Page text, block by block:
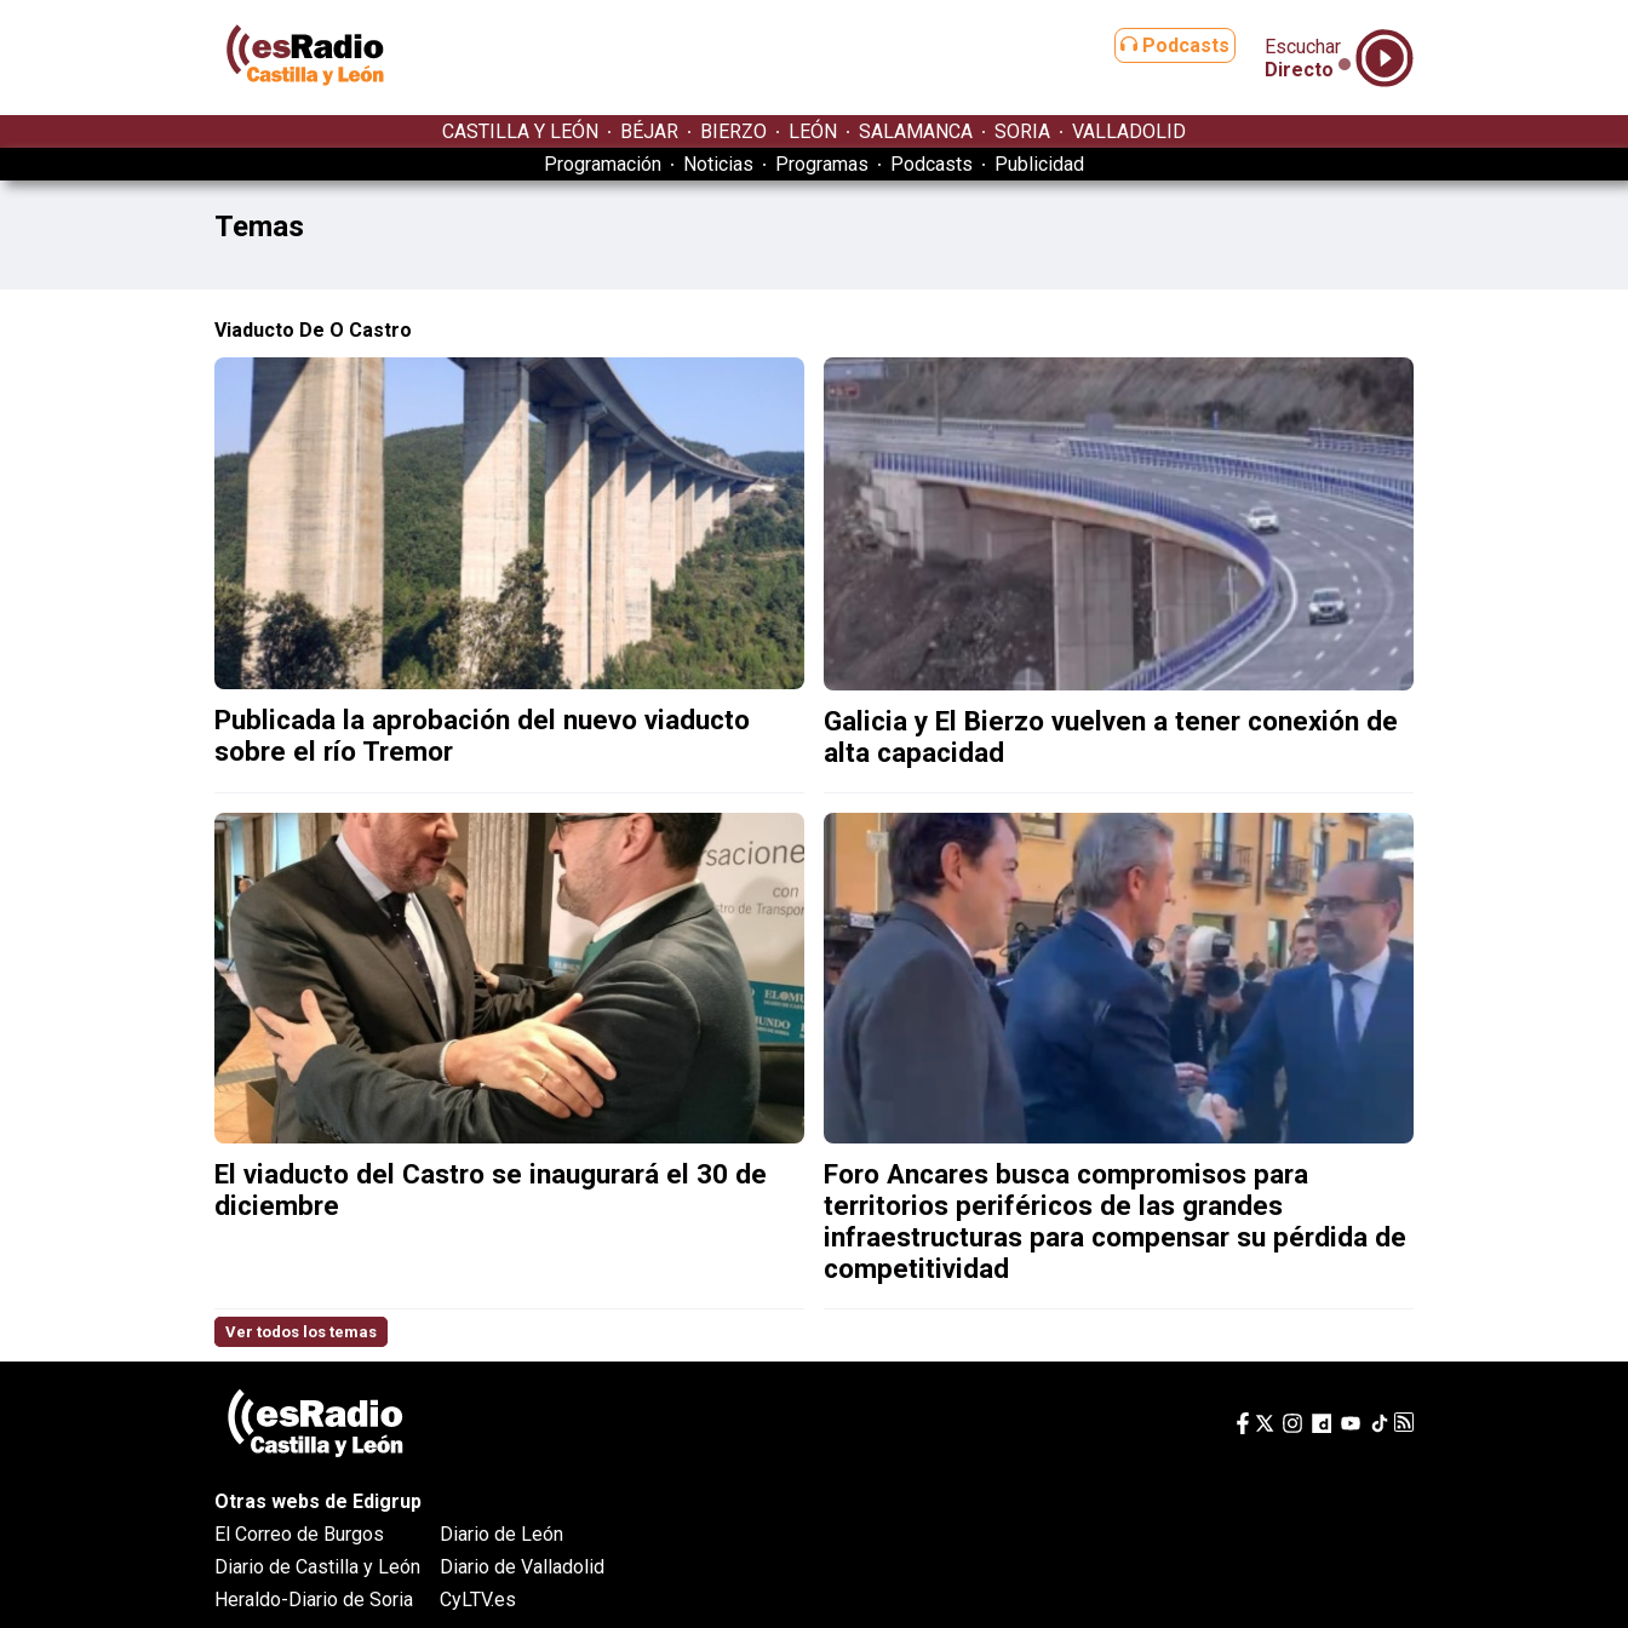
Podcasts
Escuchar
Directo
CASTILLA Y LEÓN BÉJAR BIERZO LEÓN SALAMANCA SORIA
VALLADOLID
Programación
Noticias Programas Podcasts Publicidad
Temas
Viaducto De O Castro
Publicada la aprobación del nuevo viaducto
sobre el río Tremor
Galicia y El Bierzo vuelven a tener conexión de
alta capacidad
El viaducto del Castro se inaugurará el 30 de
diciembre
Foro Ancares busca compromisos para
territorios periféricos de las grandes
infraestructuras para compensar su pérdida de
competitividad
Ver todos los temas
Otras webs de Edigrup
El Correo de Burgos
Diario de Castilla y León
Heraldo-Diario de Soria
Diario de León
Diario de Valladolid
CyLTV.es